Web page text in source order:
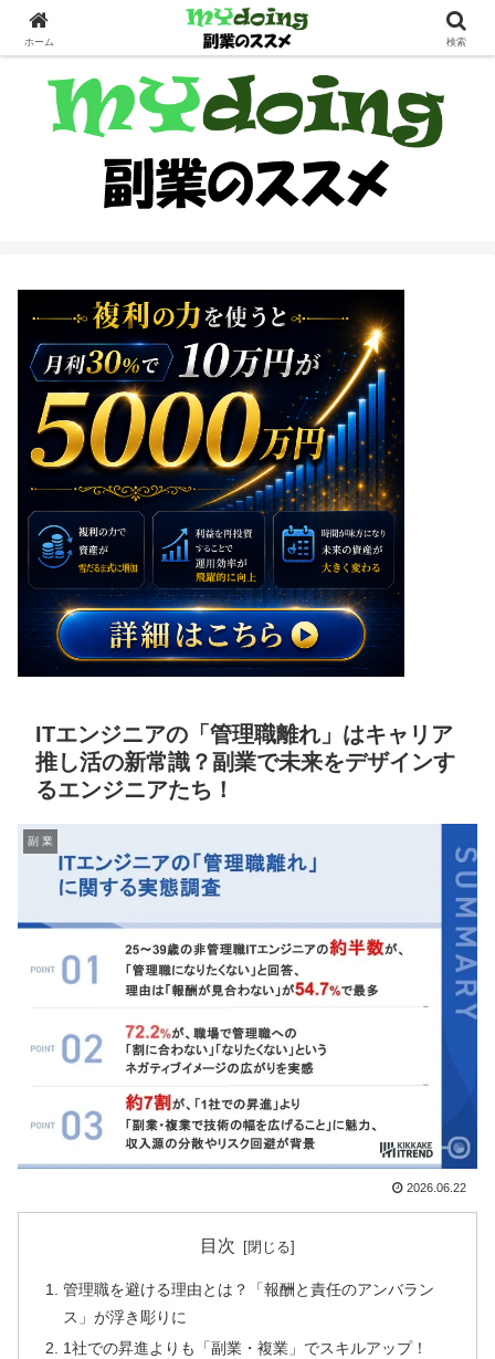
副業界隈
ITエンジニアの「管理職離れ」はキャリア
推し活の新常識？副業で未来をデザインす
るエンジニアたち！
副 業
2026.06.22
目次
管理職を避ける理由とは？「報酬と責任のアンバラン
ス」が浮き彫りに
1社での昇進よりも「副業・複業」でスキルアップ！
ホーム 検索